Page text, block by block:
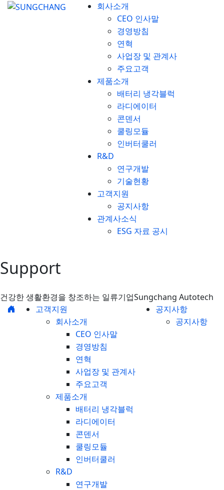
회사소개
CEO 인사말
경영방침
연혁
사업장 및 관계사
주요고객
제품소개
배터리 냉각블럭
라디에이터
콘덴서
쿨링모듈
인버터쿨러
R&D
연구개발
기술현황
고객지원
공지사항
관계사소식
ESG 자료 공시
Support
건강한 생활환경을 창조하는 일류기업Sungchang Autotech
고객지원
회사소개
CEO 인사말
경영방침
연혁
사업장 및 관계사
주요고객
제품소개
배터리 냉각블럭
라디에이터
콘덴서
쿨링모듈
인버터쿨러
R&D
연구개발
공지사항
공지사항